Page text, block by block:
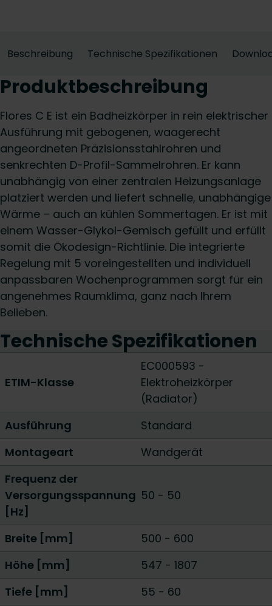
Beschreibung Technische Spezifikationen
Produktbeschreibung
Flores C E ist ein Badheizkörper in rein elektrischer
Ausführung mit gebogenen, waagerecht
angeordneten Präzisionsstahlrohren und
senkrechten D-Profil-Sammelrohren. Er kann
unabhängig von einer zentralen Heizungsanlage
platziert werden und liefert schnelle, unabhängige
Wärme – auch an kühlen Sommertagen. Er ist mit
einem Wasser-Glykol-Gemisch gefüllt und erfüllt
somit die Ökodesign-Richtlinie. Die integrierte
Regelung mit 5 voreingestellten und individuell
anpassbaren Wochenprogrammen sorgt für ein
angenehmes Raumklima, ganz nach Ihrem
Belieben.
Technische Spezifikationen
ETIM-Klasse
EC000593 -
Elektroheizkörper
(Radiator)
Ausführung
Standard
Montageart
Wandgerät
Frequenz der
Versorgungsspannung
[Hz]
50 - 50
Breite [mm] 500 - 600
Höhe [mm]
547 - 1807
Tiefe [mm]
55 - 60